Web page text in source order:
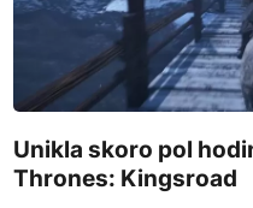
Unikla skoro pol
Thrones: Kingsroad